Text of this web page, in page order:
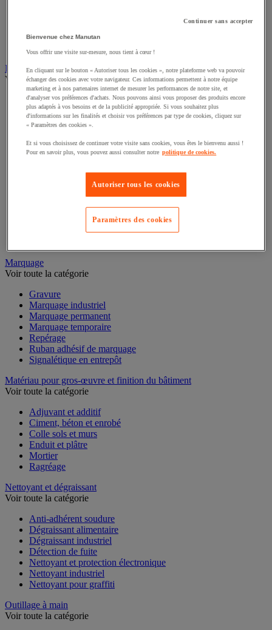
Lubrifiant et dégrippant
Outils de graissage
Instrument de mesure
Voir toute la catégorie
Balance industrielle
Compteur et compteur-métreur
Dynamomètre
Instrument de mesure de laboratoire
Mesure de distance
Mesure de l'environnement
Mesure d'électricité
Mesure du temps
Mesure et repère de chantier
Mesure topographique
Mesureur et détecteur d'épaisseur
Marquage
Voir toute la catégorie
Gravure
Marquage industriel
Marquage permanent
Marquage temporaire
Repérage
Ruban adhésif de marquage
Signalétique en entrepôt
Matériau pour gros-œuvre et finition du bâtiment
Voir toute la catégorie
Adjuvant et additif
Ciment, béton et enrobé
Colle sols et murs
Enduit et plâtre
Mortier
Ragréage
Nettoyant et dégraissant
Voir toute la catégorie
Anti-adhérent soudure
Dégraissant alimentaire
Dégraissant industriel
Détection de fuite
Nettoyant et protection électronique
Nettoyant industriel
Nettoyant pour graffiti
Outillage à main
Voir toute la catégorie
Continuer sans accepter
Bienvenue chez Manutan
Vous offrir une visite sur-mesure, nous tient à cœur !
En cliquant sur le bouton « Autoriser tous les cookies », notre plateforme web va pouvoir
échanger des cookies avec votre navigateur. Ces informations permettent à notre équipe
marketing et à nos partenaires internet de mesurer les performances de notre site, et
d'analyser vos préférences d'achats. Nous pouvons ainsi vous proposer des produits encore
plus adaptés à vos besoins et de la publicité appropriée. Si vous souhaitez plus
d'informations sur les finalités et choisir vos préférences par type de cookies, cliquez sur
« Paramètres des cookies ».
Et si vous choisissez de continuer votre visite sans cookies, vous êtes le bienvenu aussi !
Pour en savoir plus, vous pouvez aussi consulter notre politique de cookies.
Autoriser tous les cookies
Paramètres des cookies